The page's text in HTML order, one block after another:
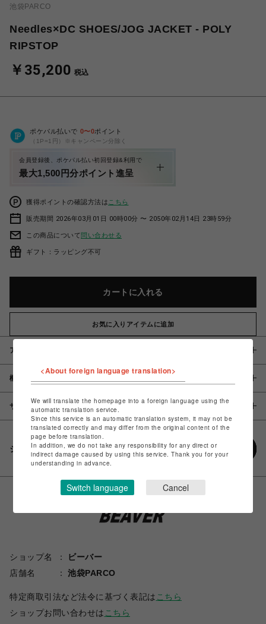
池袋PARCO
Needles×DC SHOES/JOG JACKET - POLY
RIPSTOP
￥35,200 税込
ポケパル払いで 0〜0ポイント
（1P=1円）※キャンペーン分除く
会員登録後、ポケパル払い初回登録&利用で
最大1,500円分ポイント進呈
獲得ポイントの確認方法は こちら
販売期間 2026年03月01日 00時00分 〜 2050年02月14日 23時59分
この商品について問い合わせる
ギフト：ラッピング不可
カートに入れる
お気に入りアイテムに追加
アイテム説明 / 素材
概要
サイズ
シェアする
ショップ名
ビーバー
店舗名
池袋PARCO
特定商取引法など法令に基づく表記は こちら
ショップお問い合わせは こちら
<About foreign language translation>
We will translate the homepage into a foreign language using the
automatic translation service.
Since this service is an automatic translation system, it may not be
translated correctly and may differ from the original content of the
page before translation.
In addition, we do not take any responsibility for any direct or
indirect damage caused by using this service. Thank you for your
understanding in advance.
Switch language Cancel